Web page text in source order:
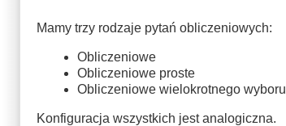
Mamy trzy rodzaje pytań obliczeniowych:
Obliczeniowe
Obliczeniowe proste
Obliczeniowe wielokrotnego wyboru
Konfiguracja wszystkich jest analogiczna.